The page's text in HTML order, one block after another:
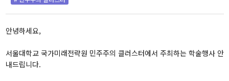
안녕하세요,
서울대학교 국가미래전략원 민주주의 클러스터에서 주최하는 학술행사 안
내드립니다.
이슈브리프
워킹페이퍼
보고서